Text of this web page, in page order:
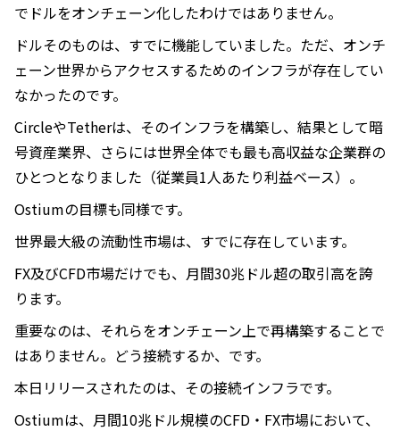
でドルをオンチェーン化したわけではありません。
ドルそのものは、すでに機能していました。ただ、オンチ
ェーン世界からアクセスするためのインフラが存在してい
なかったのです。
CircleやTetherは、そのインフラを構築し、結果として暗
号資産業界、さらには世界全体でも最も高収益な企業群の
ひとつとなりました（従業員1人あたり利益ベース）。
Ostiumの目標も同様です。
世界最大級の流動性市場は、すでに存在しています。
FX及びCFD市場だけでも、月間30兆ドル超の取引高を誇
ります。
重要なのは、それらをオンチェーン上で再構築することで
はありません。どう接続するか、です。
本日リリースされたのは、その接続インフラです。
Ostiumは、月間10兆ドル規模のCFD・FX市場において、